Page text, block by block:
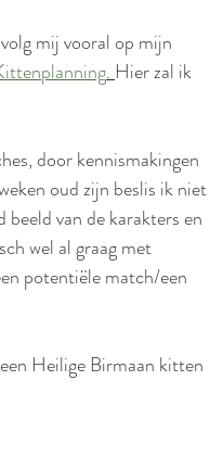
mij vooral op mijn
. Hier zal ik
door kennismakingen
oud zijn beslis ik niet
van de karakters en
wel al graag met
potentiële match/een
Heilige Birmaan kitten